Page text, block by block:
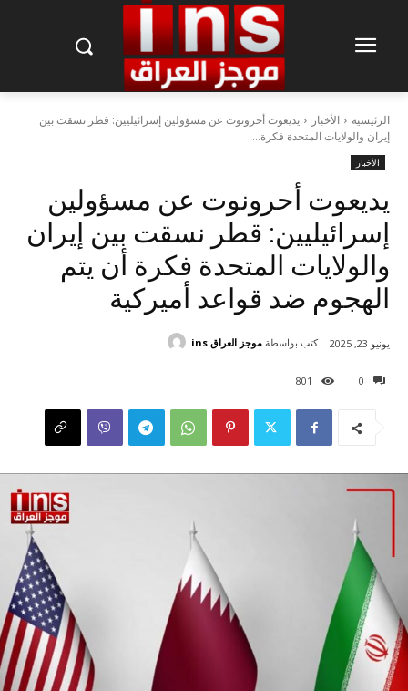
الرئيسية الأخبار
يديعوت أحرونوت عن مسؤولين إسرائيليين: قطر نسقت بين
إيران والولايات المتحدة فكرة...
الأخبار
يديعوت أحرونوت عن مسؤولين
إسرائيليين: قطر نسقت بين إيران
والولايات المتحدة فكرة أن يتم
الهجوم ضد قواعد أميركية
0
801
يونيو 23, 2025 كتب بواسطة موجز العراق ins